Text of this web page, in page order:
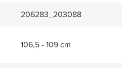
206283_203088
106,5 - 109 cm